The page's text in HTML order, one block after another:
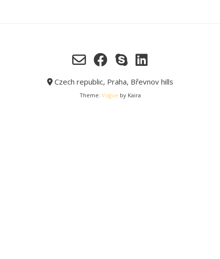
Czech republic, Praha, Břevnov hills
Theme: Vogue by Kaira